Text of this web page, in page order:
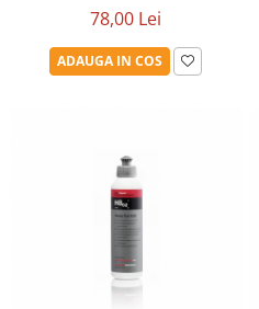
78,00 Lei
ADAUGA IN COS